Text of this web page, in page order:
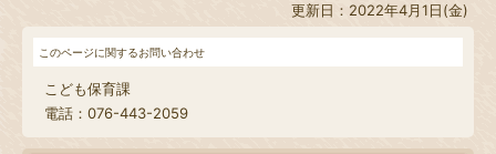
更新日：2022年4月1日(金)
このページに関するお問い合わせ
こども保育課
電話：076-443-2059